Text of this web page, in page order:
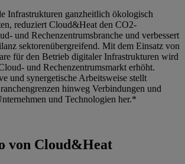
Infrastrukturen ganzheitlich ökologisch
reduziert Cloud&Heat den CO2-
und Rechenzentrumsbranche und verbessert
sektorenübergreifend. Mit dem Einsatz von
für den Betrieb digitaler Infrastrukturen wird
und Rechenzentrumsmarkt erhöht.
und synergetische Arbeitsweise stellt
hinweg Verbindungen und
und Technologien her.*
von Cloud&Heat